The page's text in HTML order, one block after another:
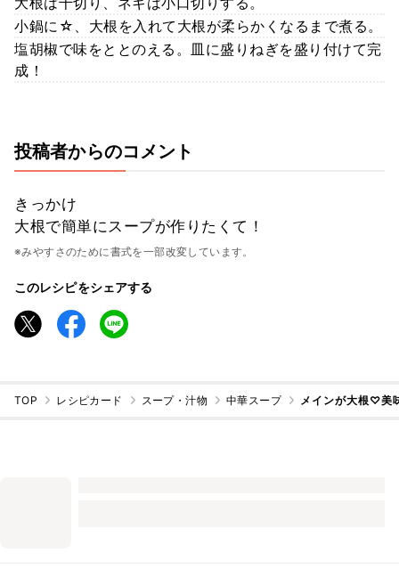
小鍋に☆、大根を入れて大根が柔らかくなるまで煮る。
塩胡椒で味をととのえる。皿に盛りねぎを盛り付けて完
成！
投稿者からのコメント
きっかけ
大根で簡単にスープが作りたくて！
※みやすさのために書式を一部改変しています。
このレシピをシェアする
TOP レシピカード スープ・汁物 中華スープ メインが大根♡美